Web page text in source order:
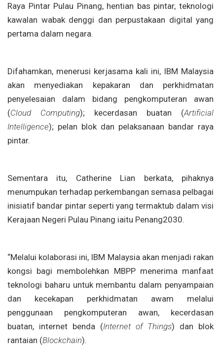
Raya Pintar Pulau Pinang, hentian bas pintar, teknologi
kawalan wabak denggi dan perpustakaan digital yang
pertama dalam negara.
Difahamkan, menerusi kerjasama kali ini, IBM Malaysia
akan menyediakan kepakaran dan perkhidmatan
penyelesaian dalam bidang pengkomputeran awan
(Cloud Computing); kecerdasan buatan (Artificial
Intelligence); pelan blok dan pelaksanaan bandar raya
pintar.
Sementara itu, Catherine Lian berkata, pihaknya
menumpukan terhadap perkembangan semasa pelbagai
inisiatif bandar pintar seperti yang termaktub dalam visi
Kerajaan Negeri Pulau Pinang iaitu Penang2030.
“Melalui kolaborasi ini, IBM Malaysia akan menjadi rakan
kongsi bagi membolehkan MBPP menerima manfaat
teknologi baharu untuk membantu dalam penyampaian
dan kecekapan perkhidmatan awam melalui
penggunaan pengkomputeran awan, kecerdasan
buatan, internet benda (Internet of Things) dan blok
rantaian (Blockchain).